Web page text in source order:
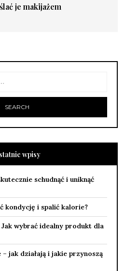
je makijażem
wpisy
schudnąć i uniknąć
kondycję i spalić kalorie?
wybrać idealny produkt dla
jak działają i jakie przynoszą